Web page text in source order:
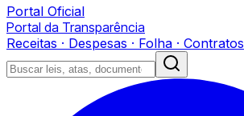
Portal Oficial
Portal da Transparência
Receitas · Despesas · Folha · Contratos